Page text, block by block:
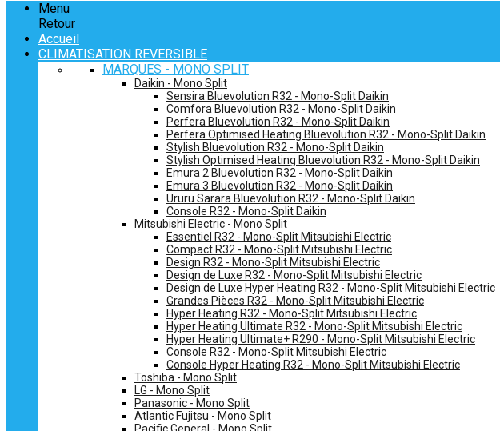
Menu
Retour
Accueil
CLIMATISATION REVERSIBLE
MARQUES - MONO SPLIT
Daikin - Mono Split
Sensira Bluevolution R32 - Mono-Split Daikin
Comfora Bluevolution R32 - Mono-Split Daikin
Perfera Bluevolution R32 - Mono-Split Daikin
Perfera Optimised Heating Bluevolution R32 - Mono-Split Daikin
Stylish Bluevolution R32 - Mono-Split Daikin
Stylish Optimised Heating Bluevolution R32 - Mono-Split Daikin
Emura 2 Bluevolution R32 - Mono-Split Daikin
Emura 3 Bluevolution R32 - Mono-Split Daikin
Ururu Sarara Bluevolution R32 - Mono-Split Daikin
Console R32 - Mono-Split Daikin
Mitsubishi Electric - Mono Split
Essentiel R32 - Mono-Split Mitsubishi Electric
Compact R32 - Mono-Split Mitsubishi Electric
Design R32 - Mono-Split Mitsubishi Electric
Design de Luxe R32 - Mono-Split Mitsubishi Electric
Design de Luxe Hyper Heating R32 - Mono-Split Mitsubishi Electric
Grandes Pièces R32 - Mono-Split Mitsubishi Electric
Hyper Heating R32 - Mono-Split Mitsubishi Electric
Hyper Heating Ultimate R32 - Mono-Split Mitsubishi Electric
Hyper Heating Ultimate+ R290 - Mono-Split Mitsubishi Electric
Console R32 - Mono-Split Mitsubishi Electric
Console Hyper Heating R32 - Mono-Split Mitsubishi Electric
Toshiba - Mono Split
LG - Mono Split
Panasonic - Mono Split
Atlantic Fujitsu - Mono Split